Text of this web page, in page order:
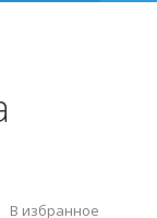
В избранное